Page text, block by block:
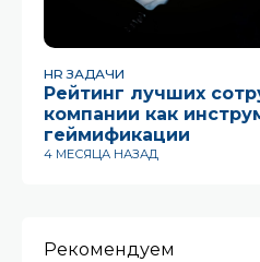
HR ЗАДАЧИ
Рейтинг лучших
компании как
геймификации
4 МЕСЯЦА НАЗАД
Рекомендуем